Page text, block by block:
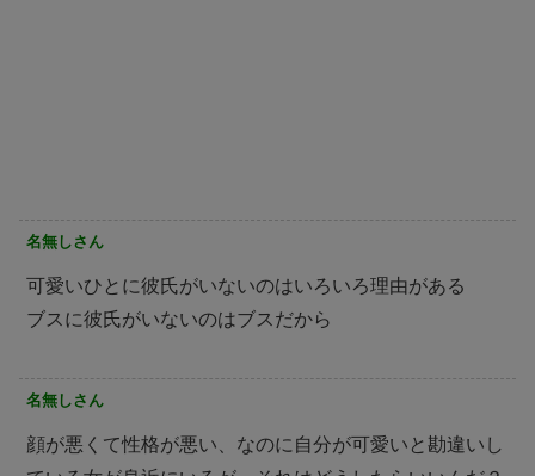
名無しさん
可愛いひとに彼氏がいないのはいろいろ理由がある
ブスに彼氏がいないのはブスだから
名無しさん
顔が悪くて性格が悪い、なのに自分が可愛いと勘違いし